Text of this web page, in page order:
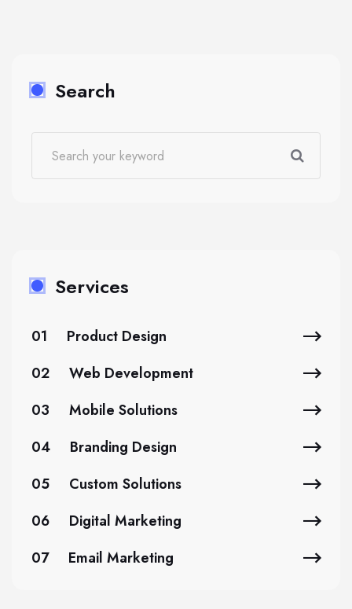
Search
Services
01
Product Design
02
Web Development
03
Mobile Solutions
04
Branding Design
05
Custom Solutions
06
Digital Marketing
07
Email Marketing